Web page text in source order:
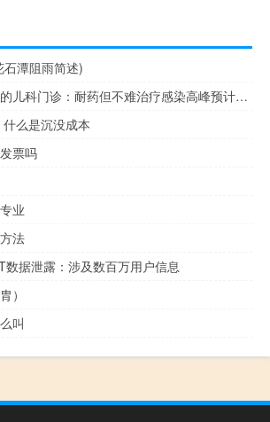
潭阻雨简述)
肺炎支原体流行下的儿科门诊：耐药但不难治疗感染高峰预计持续至寒假
么是沉没成本
票吗
业
法
数据泄露：涉及数百万用户信息
）
叫